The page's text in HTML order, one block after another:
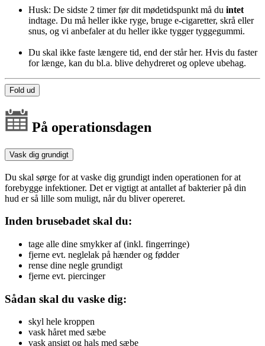
Husk: De sidste 2 timer før dit mødetidspunkt må du intet
indtage. Du må heller ikke ryge, bruge e-cigaretter, skrå eller
snus, og vi anbefaler at du heller ikke tygger tyggegummi.
Du skal ikke faste længere tid, end der står her. Hvis du faster
for længe, kan du bl.a. blive dehydreret og opleve ubehag.
Fold ud
På operationsdagen
Vask dig grundigt
Du skal sørge for at vaske dig grundigt inden operationen for at
forebygge infektioner. Det er vigtigt at antallet af bakterier på din
hud er så lille som muligt, når du bliver opereret.
Inden brusebadet skal du:
tage alle dine smykker af (inkl. fingerringe)
fjerne evt. neglelak på hænder og fødder
rense dine negle grundigt
fjerne evt. piercinger
Sådan skal du vaske dig:
skyl hele kroppen
vask håret med sæbe
vask ansigt og hals med sæbe